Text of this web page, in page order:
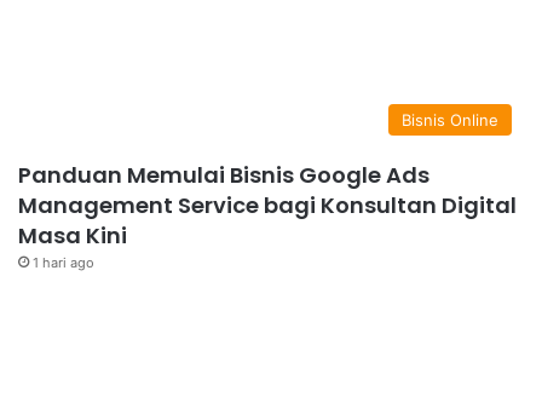
Bisnis Online
Panduan Memulai Bisnis Google Ads
Management Service bagi Konsultan Digital
Masa Kini
1 hari ago